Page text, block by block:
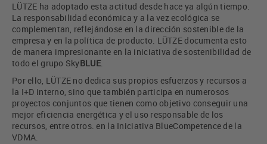
LÜTZE ha adoptado esta actitud desde hace ya algún tiempo.
La responsabilidad económica y a la vez ecológica se
complementan, reflejándose en la dirección sostenible de la
empresa y en la política de producto. LÜTZE documenta esto
de manera impresionante en la iniciativa de sostenibilidad de
todo el grupo SkyBLUE.
Por ello, LÜTZE no dedica sus propios esfuerzos y recursos a
la I+D interno, sino que también participa en numerosos
proyectos conjuntos que tienen como objetivo conseguir una
mejor eficiencia energética y el uso responsable de los
recursos, entre otros. en la Iniciativa BlueCompetence de la
VDMA.